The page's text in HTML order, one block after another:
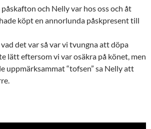
och Nelly var hos oss och åt
köpt en annorlunda påskpresent till
det var så var vi tvungna att döpa
lätt eftersom vi var osäkra på könet, men
uppmärksammat “tofsen” sa Nelly att